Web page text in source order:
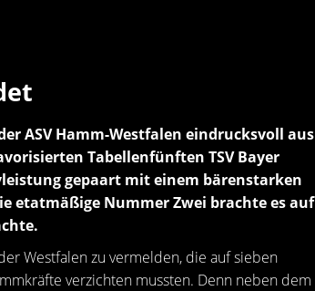
ASV Hamm-Westfalen eindrucksvoll aus
Tabellenfünften TSV Bayer
gepaart mit einem bärenstarken
etatmäßige Nummer Zwei brachte es auf
Westfalen zu vermelden, die auf sieben
verzichten mussten. Denn neben dem